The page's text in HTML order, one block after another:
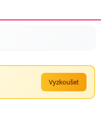
Vyzkoušet